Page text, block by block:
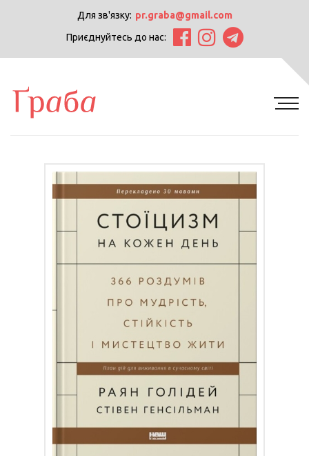
Для зв'язку: pr.graba@gmail.com
Приєднуйтесь до нас: